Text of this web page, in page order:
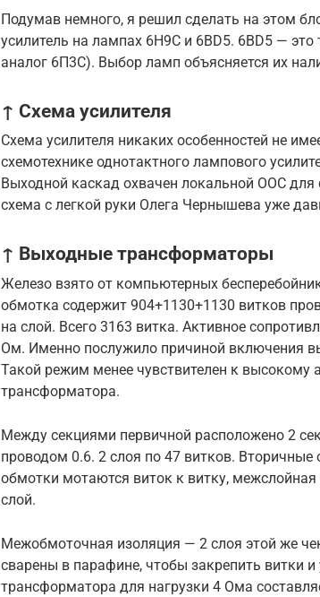
Подумав немного, я решил сделать на этом
усилитель на лампах 6Н9С и 6BD5. 6BD5 —
аналог 6П3С). Выбор ламп объясняется их
↑ Схема усилителя
Схема усилителя никаких особенностей не
схемотехнике однотактного лампового
Выходной каскад охвачен локальной ООС
схема с легкой руки Олега Чернышева уже
↑ Выходные трансформаторы
Железо взято от компьютерных
обмотка содержит 904+1130+1130 витков
на слой. Всего 3163 витка. Активное
Ом. Именно послужило причиной включения
Такой режим менее чувствителен к высокому
трансформатора.
Между секциями первичной расположено 2
проводом 0.6. 2 слоя по 47 витков.
обмотки мотаются виток к витку,
слой.
Межобмоточная изоляция — 2 слоя этой же
сварены в парафине, чтобы закрепить витки
трансформатора для нагрузки 4 Ома